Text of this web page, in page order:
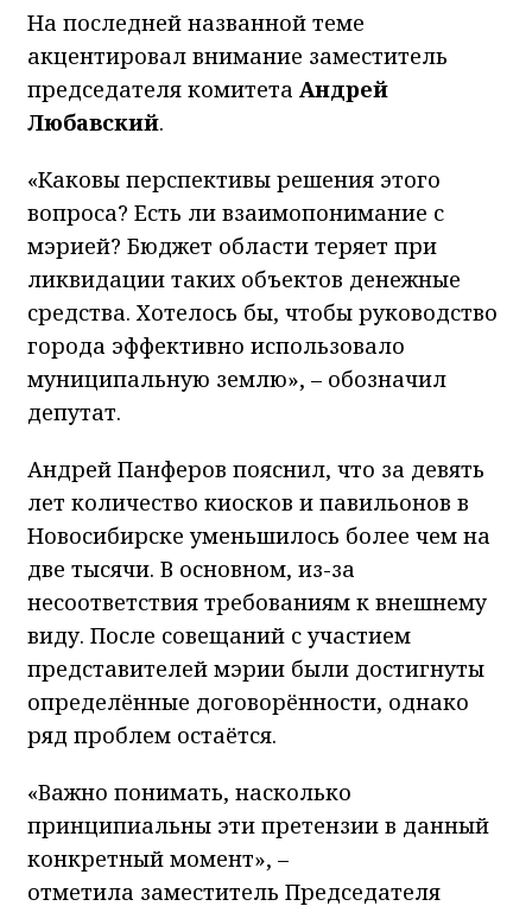
На последней названной теме
акцентировал внимание заместитель
председателя комитета Андрей
Любавский.
«Каковы перспективы решения этого
вопроса? Есть ли взаимопонимание с
мэрией? Бюджет области теряет при
ликвидации таких объектов денежные
средства. Хотелось бы, чтобы руководство
города эффективно использовало
муниципальную землю», – обозначил
депутат.
Андрей Панферов пояснил, что за девять
лет количество киосков и павильонов в
Новосибирске уменьшилось более чем на
две тысячи. В основном, из-за
несоответствия требованиям к внешнему
виду. После совещаний с участием
представителей мэрии были достигнуты
определённые договорённости, однако
ряд проблем остаётся.
«Важно понимать, насколько
принципиальны эти претензии в данный
конкретный момент», –
отметила заместитель Председателя